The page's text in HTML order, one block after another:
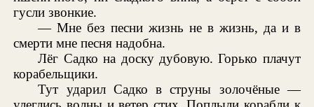
гусли звонкие.
— Мне без песни жизнь не в жизнь, да и в
смерти мне песня надобна.
Лёг Садко на доску дубовую. Горько плачут
корабельщики.
Тут ударил Садко в струны золочёные —